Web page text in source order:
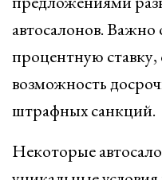
автосалонов.
процентную ставку,
возможность
штрафных санкций.
Некоторые